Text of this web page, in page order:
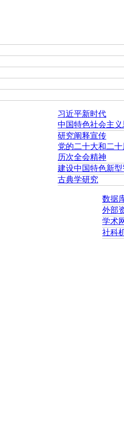
习近平新时代
中国特色社会主义
研究阐释宣传
党的二十大和二十
历次全会精神
建设中国特色新
古典学研究
数据
外部
学术
社科